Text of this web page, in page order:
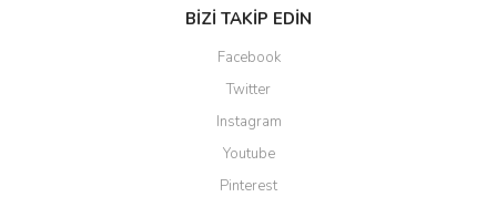
BİZİ TAKİP EDİN
Facebook
Twitter
Instagram
Youtube
Pinterest